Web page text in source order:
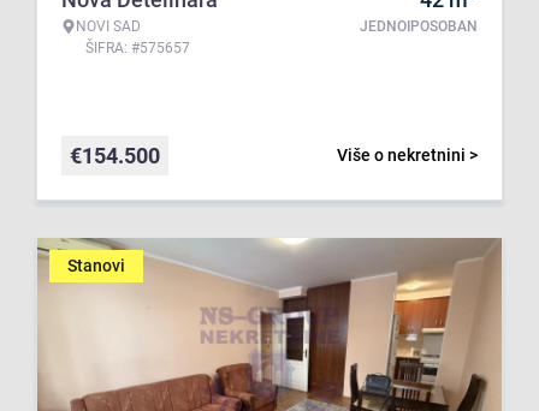
NOVI SAD
ŠIFRA: #575657
JEDNOIPOSOBAN
Više o nekretnini >
€154.500
Stanovi